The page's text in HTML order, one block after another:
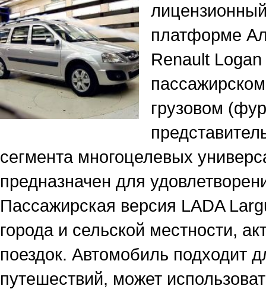
платформе
Renault
грузовом
сегмента многоцелевых
предназначен для
Пассажирская версия LADA
города и сельской местности,
поездок. Автомобиль подходит
путешествий, может